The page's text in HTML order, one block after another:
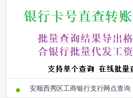
安顺西秀区工商银行支行网点查询